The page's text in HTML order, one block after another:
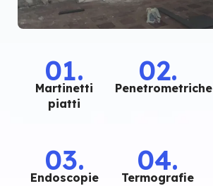
01.
Martinetti
piatti
02.
Penetrometriche
03.
Endoscopie
04.
Termografie